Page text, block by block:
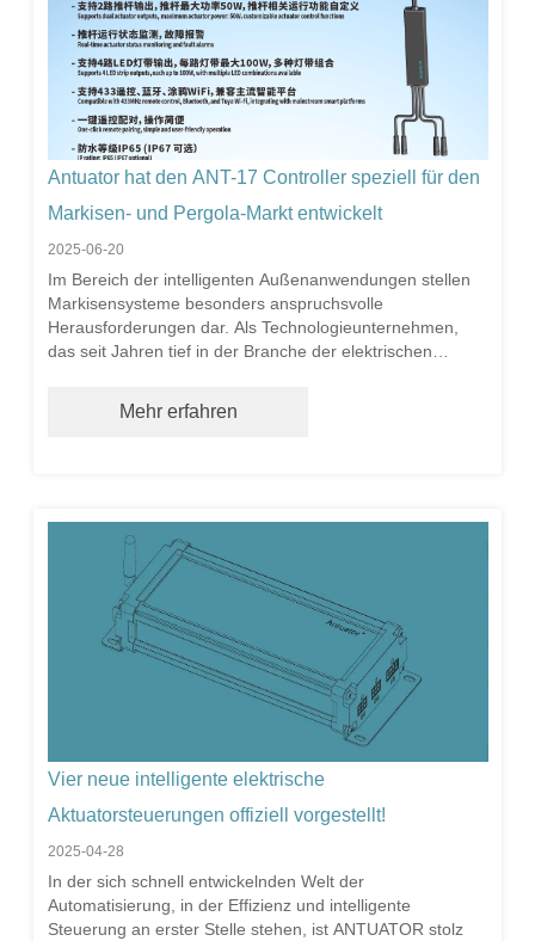
Antuator hat den ANT-17 Controller speziell für den
Markisen- und Pergola-Markt entwickelt
2025-06-20
Im Bereich der intelligenten Außenanwendungen stellen
Markisensysteme besonders anspruchsvolle
Herausforderungen dar. Als Technologieunternehmen,
das seit Jahren tief in der Branche der elektrischen
optimaler Linearbewegungslösungen für globale Kunden".
Markisensteuerungen benötigt dringend ein Produkt, das
echte Stabilität, Zuverlässigkeit, Flexibilität und Intelligenz
Mehr erfahren
Vier neue intelligente elektrische
Aktuatorsteuerungen offiziell vorgestellt!
2025-04-28
In der sich schnell entwickelnden Welt der
Automatisierung, in der Effizienz und intelligente
Steuerung an erster Stelle stehen, ist ANTUATOR stolz